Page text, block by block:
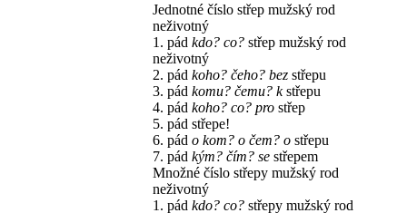
Jednotné číslo střep mužský rod
neživotný
1. pád kdo? co? střep mužský rod
neživotný
2. pád koho? čeho? bez střepu
3. pád komu? čemu? kstřepu
4. pád koho? co? pro střep
5. pád střepe!
6. pád o kom? o čem? o střepu
7. pád kým? čím? se střepem
Množné číslo střepy mužský rod
neživotný
1. pád kdo? co? střepy mužský rod